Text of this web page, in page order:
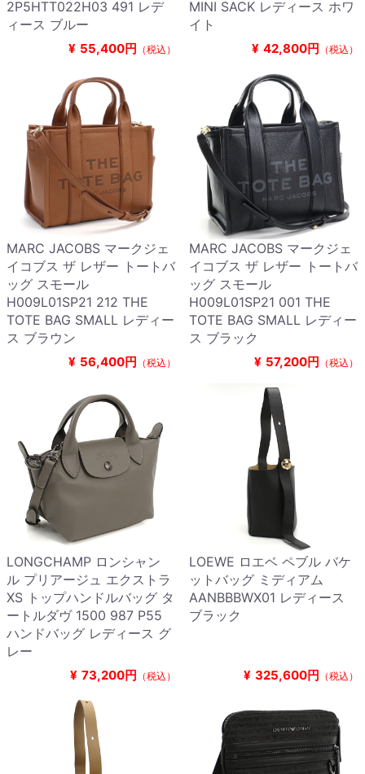
2P5HTT022H03 491 レデ
ィース ブルー
¥ 55,400円 （税込）
MINI SACK レディース ホワ
イト
¥ 42,800円 （税込）
MARC JACOBS マークジェ
イコブス ザ レザー トートバ
ッグ スモール
H009L01SP21 212 THE
TOTE BAG SMALL レディー
ス ブラウン
¥ 56,400円 （税込）
MARC JACOBS マークジェ
イコブス ザ レザー トートバ
ッグ スモール
H009L01SP21 001 THE
TOTE BAG SMALL レディー
ス ブラック
¥ 57,200円 （税込）
LONGCHAMP ロンシャン
ル プリアージュ エクストラ
XS トップハンドルバッグ タ
ートルダヴ 1500 987 P55
ハンドバッグ レディース グ
レー
¥ 73,200円 （税込）
LOEWE ロエベ ペブル バケ
ットバッグ ミディアム
AANBBBWX01 レディース
ブラック
¥ 325,600円 （税込）